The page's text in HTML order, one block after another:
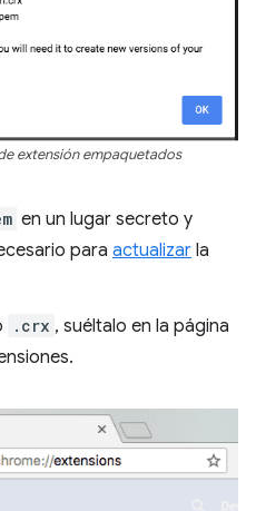
extensión empaquetados
en un lugar secreto y
para actualizar la
.crx , suéltalo en la página